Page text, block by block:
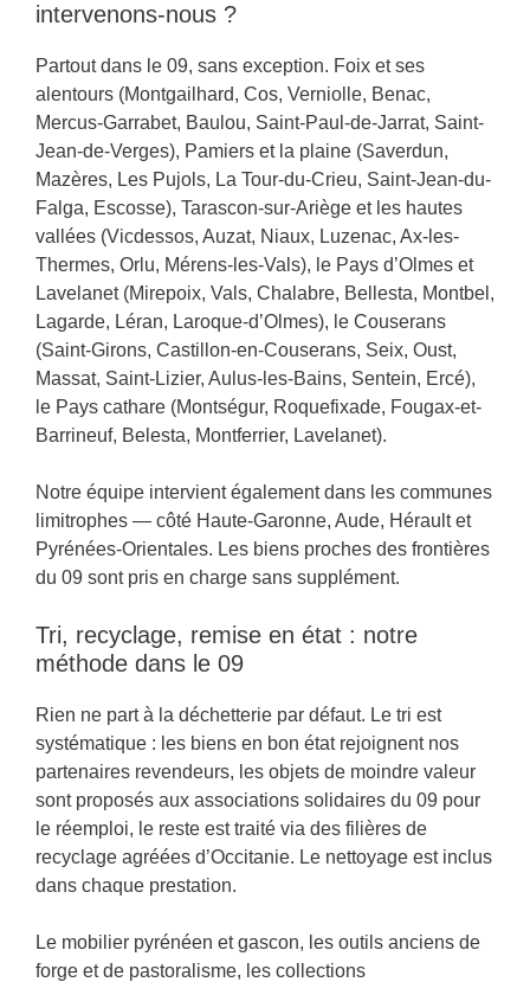
intervenons-nous ?
Partout dans le 09, sans exception. Foix et ses
alentours (Montgailhard, Cos, Verniolle, Benac,
Mercus-Garrabet, Baulou, Saint-Paul-de-Jarrat, Saint-
Jean-de-Verges), Pamiers et la plaine (Saverdun,
Mazères, Les Pujols, La Tour-du-Crieu, Saint-Jean-du-
Falga, Escosse), Tarascon-sur-Ariège et les hautes
vallées (Vicdessos, Auzat, Niaux, Luzenac, Ax-les-
Thermes, Orlu, Mérens-les-Vals), le Pays d’Olmes et
Lavelanet (Mirepoix, Vals, Chalabre, Bellesta, Montbel,
Lagarde, Léran, Laroque-d’Olmes), le Couserans
(Saint-Girons, Castillon-en-Couserans, Seix, Oust,
Massat, Saint-Lizier, Aulus-les-Bains, Sentein, Ercé),
le Pays cathare (Montségur, Roquefixade, Fougax-et-
Barrineuf, Belesta, Montferrier, Lavelanet).
Notre équipe intervient également dans les communes
limitrophes — côté Haute-Garonne, Aude, Hérault et
Pyrénées-Orientales. Les biens proches des frontières
du 09 sont pris en charge sans supplément.
Tri, recyclage, remise en état : notre
méthode dans le 09
Rien ne part à la déchetterie par défaut. Le tri est
systématique : les biens en bon état rejoignent nos
partenaires revendeurs, les objets de moindre valeur
sont proposés aux associations solidaires du 09 pour
le réemploi, le reste est traité via des filières de
recyclage agréées d’Occitanie. Le nettoyage est inclus
dans chaque prestation.
Le mobilier pyrénéen et gascon, les outils anciens de
forge et de pastoralisme, les collections